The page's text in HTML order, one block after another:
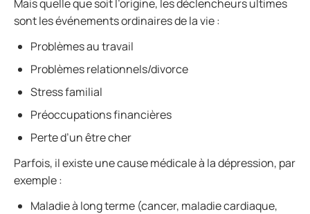
Mais quelle que soit l’origine, les déclencheurs ultimes
sont les événements ordinaires de la vie :
Problèmes au travail
Problèmes relationnels/divorce
Stress familial
Préoccupations financières
Perte d’un être cher
Parfois, il existe une cause médicale à la dépression, par
exemple :
Maladie à long terme (cancer, maladie cardiaque,